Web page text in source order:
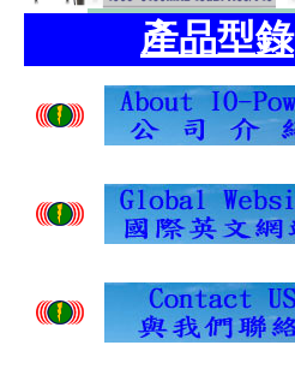
產品型錄